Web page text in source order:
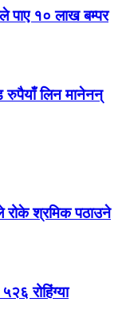
पाए १० लाख बम्पर
रुपैयाँ लिन मानेनन्
रोके श्रमिक पठाउने
रोहिंग्या